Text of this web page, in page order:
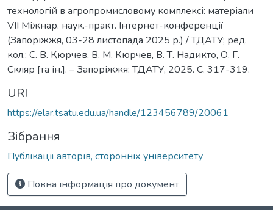
технологій в агропромисловому комплексі: матеріали
VІІ Міжнар. наук.-практ. Інтернет-конференції
(Запоріжжя, 03-28 листопада 2025 р.) / ТДАТУ; ред.
кол.: С. В. Кюрчев, В. М. Кюрчев, В. Т. Надикто, О. Г.
Скляр [та ін.]. – Запоріжжя: ТДАТУ, 2025. С. 317-319.
URI
https://elar.tsatu.edu.ua/handle/123456789/20061
Зібрання
Публікації авторів, сторонніх університету
Повна інформація про документ